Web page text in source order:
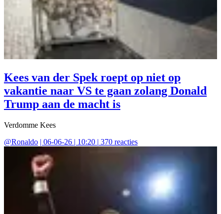
Kees van der Spek roept op niet op
vakantie naar VS te gaan zolang Donald
Trump aan de macht is
Verdomme Kees
@Ronaldo | 06-06-26 | 10:20 | 370 reacties